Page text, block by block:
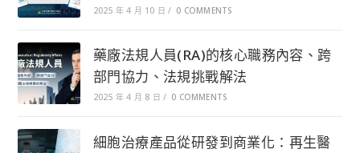
2025 年 4 月 10 日 / 0 COMMENTS
藥廠法規人員(RA)的核心職務內容、跨
部門協力、法規挑戰解法
2025 年 4 月 8 日 / 0 COMMENTS
細胞治療產品從研發到商業化：再生醫